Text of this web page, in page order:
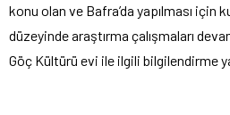
konu olan ve Bafra’da yapılması için
düzeyinde araştırma çalışmaları
Göç Kültürü evi ile ilgili bilgilendirme